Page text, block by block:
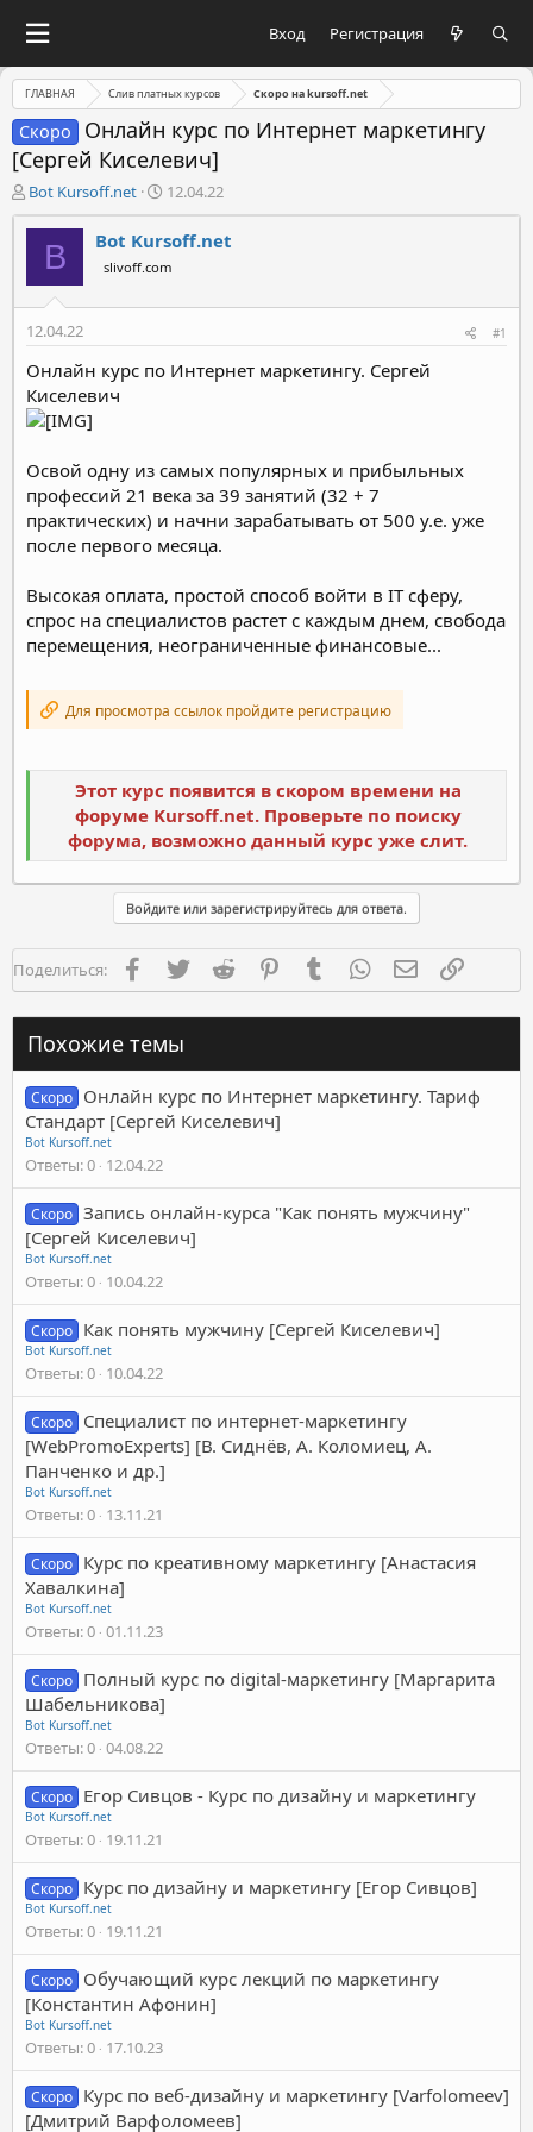
Вход Регистрация
ГЛАВНАЯ Слив платных курсов Скоро на kursoff.net
Скоро
Онлайн курс по Интернет маркетингу
[Сергей Киселевич]
А
в
т
м
ы
Bot Kursoff.net
Д
а
т
а
н
а
л
а
12.04.22
B Bot Kursoff.net
slivoff.com
12.04.22 #1
Онлайн курс по Интернет маркетингу. Сергей
Киселевич
Освой одну из самых популярных и прибыльных
профессий 21 века за 39 занятий (32 + 7
практических) и начни зарабатывать от 500 у.е. уже
после первого месяца.
Высокая оплата, простой способ войти в IT сферу,
спрос на специалистов растет с каждым днем, свобода
перемещения, неограниченные финансовые...
Для просмотра ссылок пройдите регистрацию
Этот курс появится в скором времени на
форуме Kursoff.net. Проверьте по поиску
форума, возможно данный курс уже слит.
Войдите или зарегистрируйтесь для ответа.
Поделиться: FacebookTwitter Reddit PinterestTumblr WhatsAppЭлектронная
Похожие темы
Скоро Онлайн курс по Интернет маркетингу. Тариф
Стандарт [Сергей Киселевич]
Bot Kursoff.net
Ответы 0 12.04.22
Скоро Запись онлайн-курса "Как понять мужчину"
[Сергей Киселевич]
Bot Kursoff.net
Ответы 0 10.04.22
Скоро Как понять мужчину [Сергей Киселевич]
Bot Kursoff.net
Ответы 0 10.04.22
Скоро Специалист по интернет-маркетингу
[WebPromoExperts] [В. Сиднёв, А. Коломиец, А.
Панченко и др.]
Bot Kursoff.net
Ответы 0 13.11.21
Скоро Курс по креативному маркетингу [Анастасия
Хавалкина]
Bot Kursoff.net
Ответы 0 01.11.23
Скоро Полный курс по digital-маркетингу [Маргарита
Шабельникова]
Bot Kursoff.net
Ответы 0 04.08.22
Скоро Егор Сивцов - Курс по дизайну и маркетингу
Bot Kursoff.net
Ответы 0 19.11.21
Скоро Курс по дизайну и маркетингу [Егор Сивцов]
Bot Kursoff.net
Ответы 0 19.11.21
Скоро Обучающий курс лекций по маркетингу
[Константин Афонин]
Bot Kursoff.net
Ответы 0 17.10.23
Скоро Курс по веб-дизайну и маркетингу [Varfolomeev]
[Дмитрий Варфоломеев]